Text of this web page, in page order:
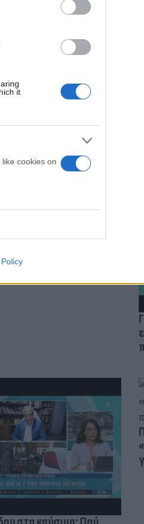
it
cookies on
Ανηλίκων
είναι απαραίτητος
υγεία των παιδιών